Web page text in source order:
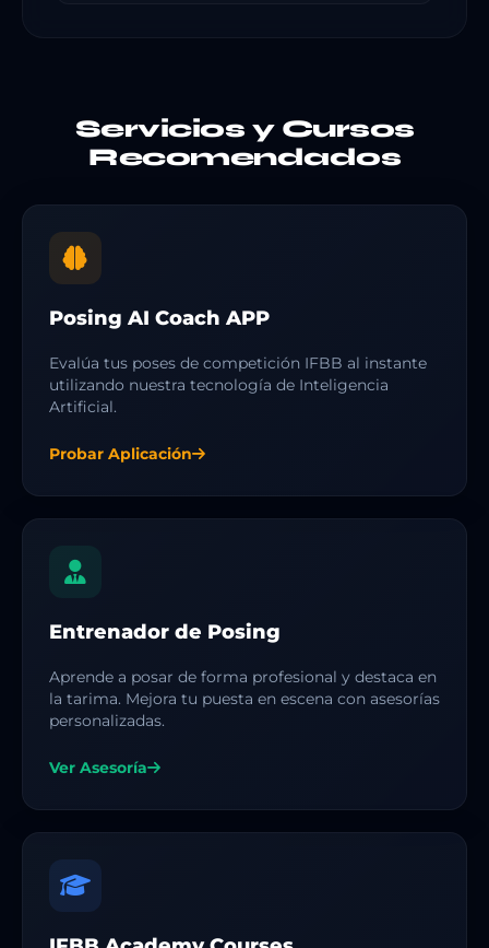
Servicios y Cursos
Recomendados
Posing AI Coach APP
Evalúa tus poses de competición IFBB al instante
utilizando nuestra tecnología de Inteligencia
Artificial.
Probar Aplicación
Entrenador de Posing
Aprende a posar de forma profesional y destaca en
la tarima. Mejora tu puesta en escena con asesorías
personalizadas.
Ver Asesoría